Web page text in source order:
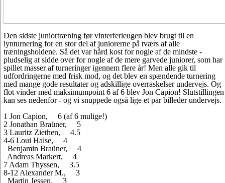
Den sidste juniortræning før vinterferieugen blev brugt til en
lynturnering for en stor del af juniorerne på tværs af alle
træningsholdene. Så det var hård kost for nogle af de mindste -
pludselig at sidde over for nogle af de mere garvede juniorer, som har
spillet masser af turneringer igennem flere år! Men alle gik til
udfordringerne med frisk mod, og det blev en spændende turnering
med mange gode resultater og adskillige overraskelser undervejs. Og
flot vinder med maksimumpoint 6 af 6 blev Jon Capion! Slutstillingen
kan ses nedenfor - og vi snuppede også lige et par billeder undervejs.
1 Jon Capion, 6 (af 6 mulige!)
2 Jonathan Braüner, 5
3 Lauritz Ziethen, 4.5
4-6 Loui Halse, 4
Benjamin Braüner, 4
Andreas Markert, 4
7 Adam Thyssen, 3.5
8-12 Alexander M., 3
Martin Jessen, 3